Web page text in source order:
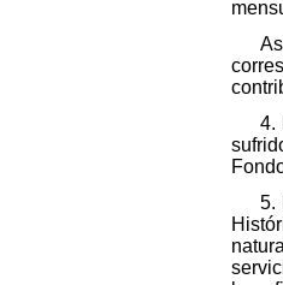
4.
5.